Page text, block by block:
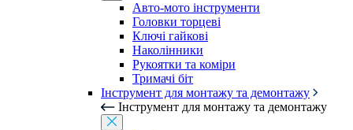
Авто-мото інструменти
Головки торцеві
Ключі гайкові
Наколінники
Рукоятки та коміри
Тримачі біт
Інструмент для монтажу та демонтажу
Інструмент для монтажу та демонтажу